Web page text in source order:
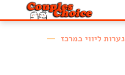
נערות ליווי במרכז